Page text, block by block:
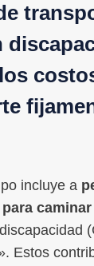
incluye a
Estos